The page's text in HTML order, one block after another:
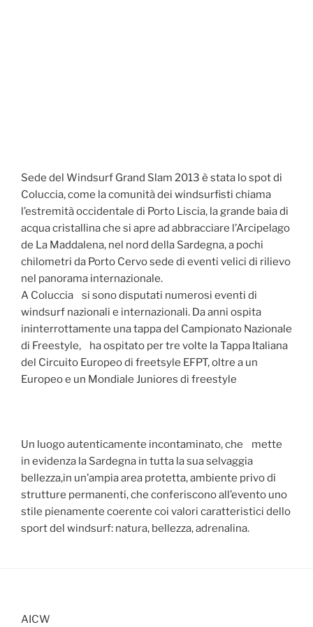
Sede del Windsurf Grand Slam 2013 è stata lo spot di
Coluccia, come la comunità dei windsurfisti chiama
l’estremità occidentale di Porto Liscia, la grande baia di
acqua cristallina che si apre ad abbracciare l’Arcipelago
de La Maddalena, nel nord della Sardegna, a pochi
chilometri da Porto Cervo sede di eventi velici di rilievo
nel panorama internazionale.
A Coluccia si sono disputati numerosi eventi di
windsurf nazionali e internazionali. Da anni ospita
ininterrottamente una tappa del Campionato Nazionale
di Freestyle, ha ospitato per tre volte la Tappa Italiana
del Circuito Europeo di freetsyle EFPT, oltre a un
Europeo e un Mondiale Juniores di freestyle
Un luogo autenticamente incontaminato, che mette
in evidenza la Sardegna in tutta la sua selvaggia
bellezza,in un’ampia area protetta, ambiente privo di
strutture permanenti, che conferiscono all’evento uno
stile pienamente coerente coi valori caratteristici dello
sport del windsurf: natura, bellezza, adrenalina.
AICW